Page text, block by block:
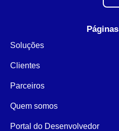
Páginas
Soluções
Clientes
Parceiros
Quem somos
Portal do Desenvolvedor